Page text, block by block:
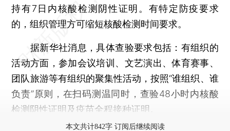
持有7日内核酸检测阴性证明。有特定防疫要求
的，组织管理方可缩短核酸检测时间要求。
据新华社消息，具体查验要求包括：有组织的
活动方面，参加会议培训、文艺演出、体育赛事、
团队旅游等有组织的聚集性活动，按照“谁组织、谁
负责”原则，在扫码测温同时，查验48小时内核酸
检测阴性证明及疫苗全程接种证明。
本文共计842字 订阅后继续阅读